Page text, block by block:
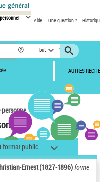
Aide Une question ?
Tout
AUTRES
personne
format public
Ernest (1827-1896)forme